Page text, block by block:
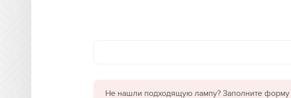
Не нашли подходящую лампу? Заполните форму